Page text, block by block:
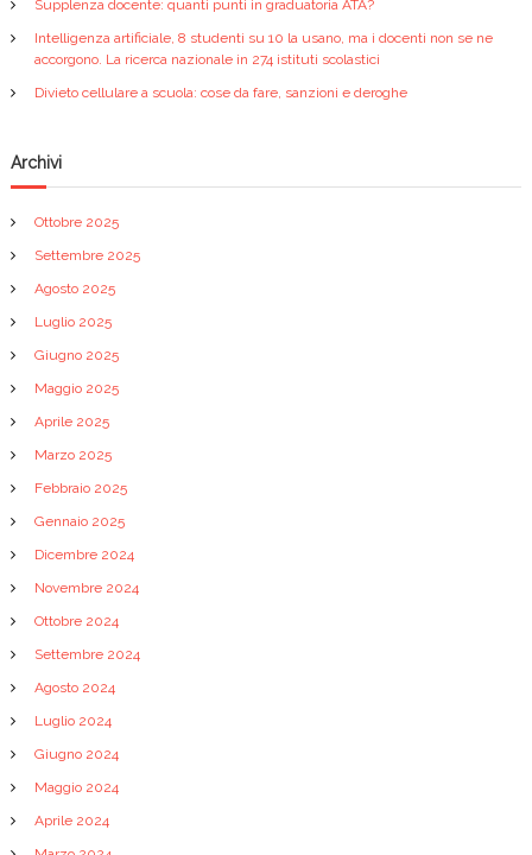
Supplenza docente: quanti punti in graduatoria ATA?
Intelligenza artificiale, 8 studenti su 10 la usano, ma i docenti non se ne
accorgono. La ricerca nazionale in 274 istituti scolastici
Divieto cellulare a scuola: cose da fare, sanzioni e deroghe
Archivi
Ottobre 2025
Settembre 2025
Agosto 2025
Luglio 2025
Giugno 2025
Maggio 2025
Aprile 2025
Marzo 2025
Febbraio 2025
Gennaio 2025
Dicembre 2024
Novembre 2024
Ottobre 2024
Settembre 2024
Agosto 2024
Luglio 2024
Giugno 2024
Maggio 2024
Aprile 2024